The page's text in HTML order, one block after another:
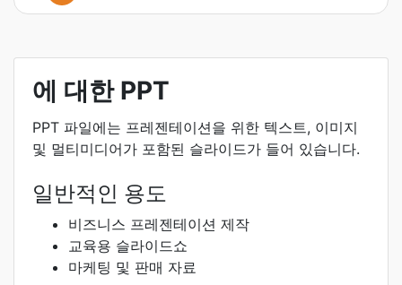
에 대한 PPT
PPT 파일에는 프레젠테이션을 위한 텍스트, 이미지
및 멀티미디어가 포함된 슬라이드가 들어 있습니다.
일반적인 용도
비즈니스 프레젠테이션 제작
교육용 슬라이드쇼
마케팅 및 판매 자료